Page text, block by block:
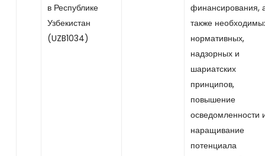
в Республике
Узбекистан
(UZB1034)
финансирования,
также
нормативных,
надзорных и
шариатских
принципов,
повышение
осведомленности
наращивание
потенциала